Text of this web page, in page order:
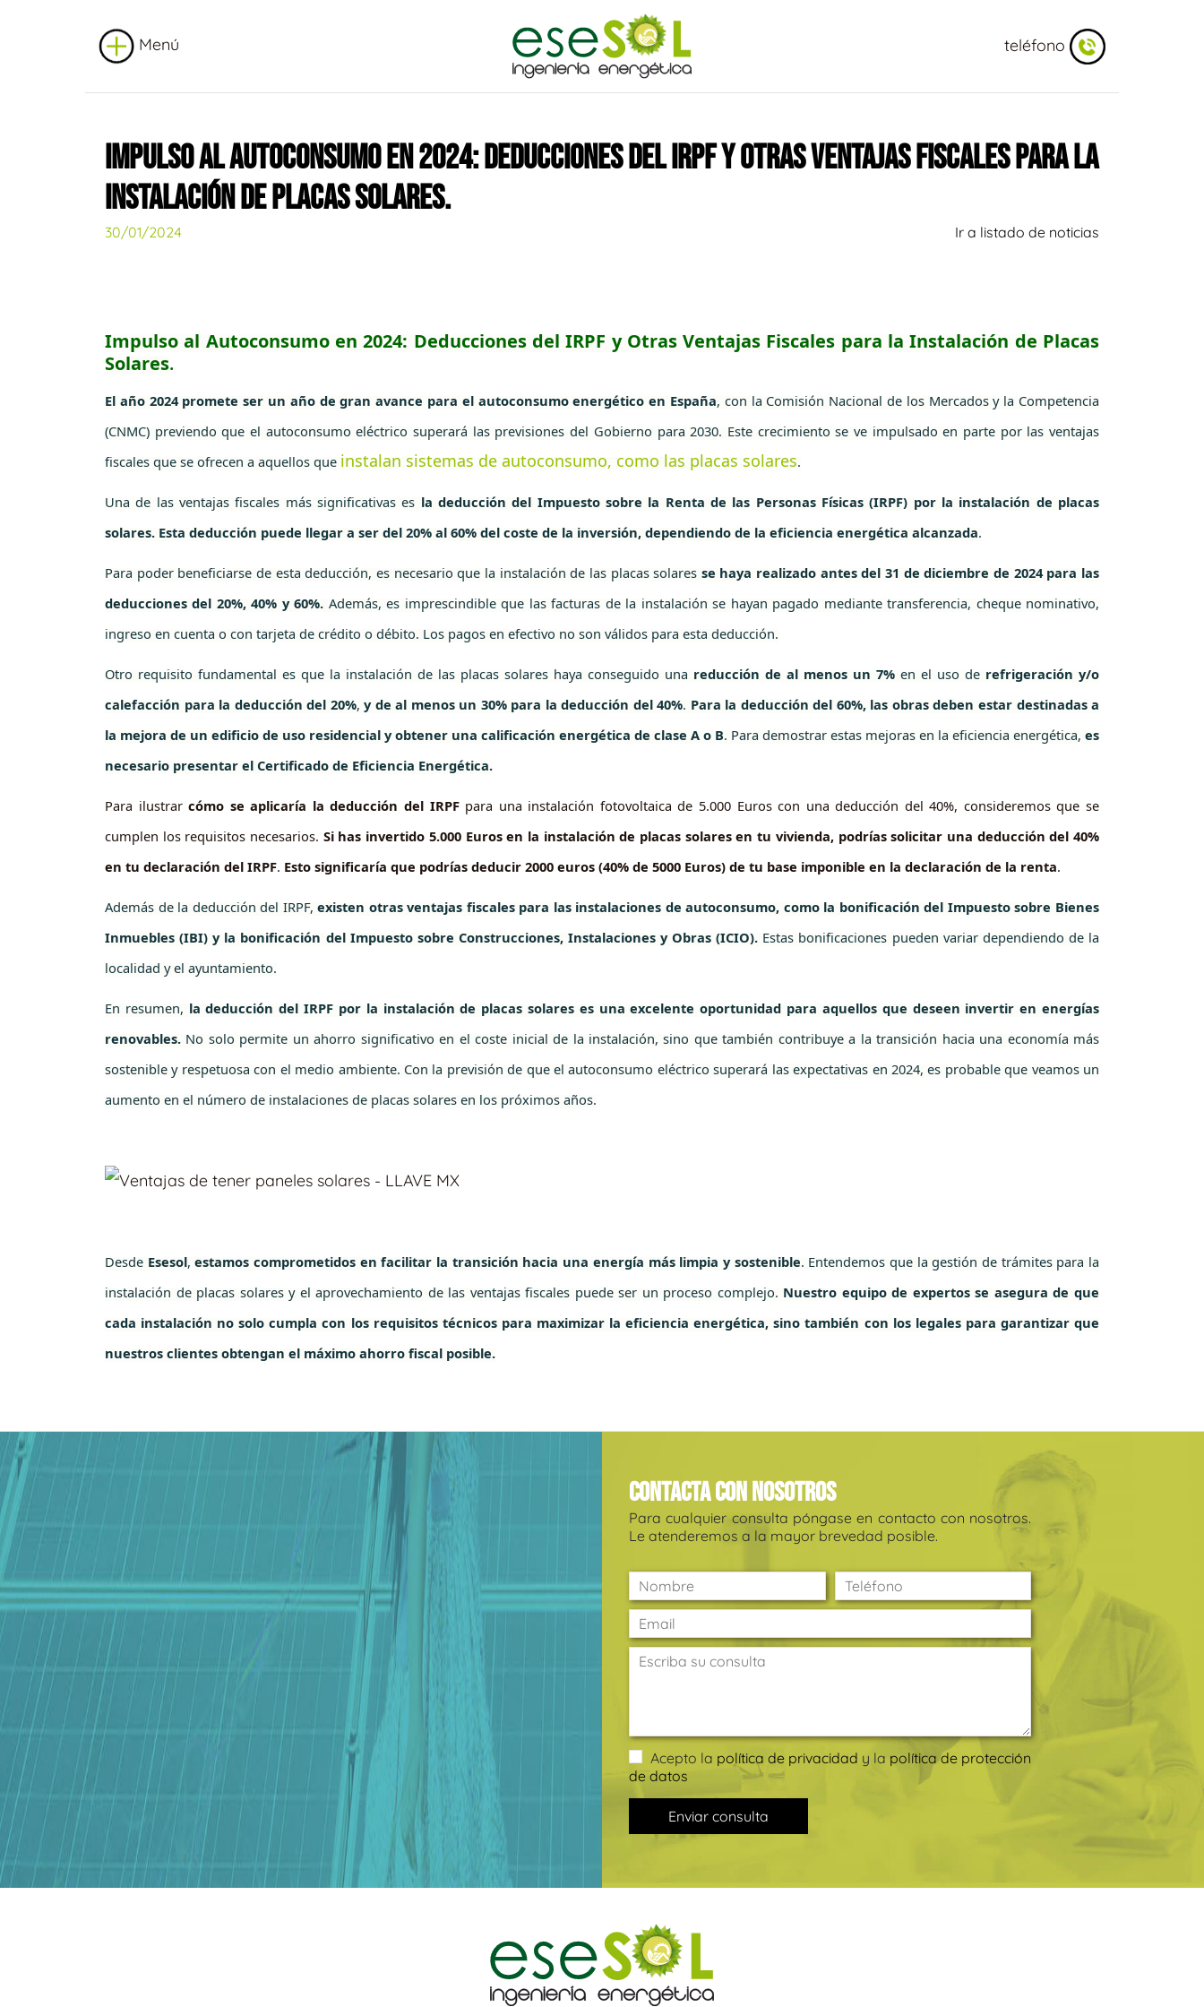
Menú teléfono
IMPULSO AL AUTOCONSUMO EN 2024: DEDUCCIONES DEL IRPF Y OTRAS VENTAJAS FISCALES PARA LA
INSTALACIÓN DE PLACAS SOLARES.
30/01/2024 Ir a listado de noticias
Impulso al Autoconsumo en 2024: Deducciones del IRPF y Otras Ventajas Fiscales para la Instalación de Placas
Solares.
El año 2024 promete ser un año de gran avance para el autoconsumo energético en España, con la Comisión Nacional de los Mercados y la Competencia
(CNMC) previendo que el autoconsumo eléctrico superará las previsiones del Gobierno para 2030. Este crecimiento se ve impulsado en parte por las ventajas
fiscales que se ofrecen a aquellos que instalan sistemas de autoconsumo, como las placas solares.
Una de las ventajas fiscales más significativas es la deducción del Impuesto sobre la Renta de las Personas Físicas (IRPF) por la instalación de placas
solares. Esta deducción puede llegar a ser del 20% al 60% del coste de la inversión, dependiendo de la eficiencia energética alcanzada.
Para poder beneficiarse de esta deducción, es necesario que la instalación de las placas solares se haya realizado antes del 31 de diciembre de 2024 para las
deducciones del 20%, 40% y 60%. Además, es imprescindible que las facturas de la instalación se hayan pagado mediante transferencia, cheque nominativo,
ingreso en cuenta o con tarjeta de crédito o débito. Los pagos en efectivo no son válidos para esta deducción.
Otro requisito fundamental es que la instalación de las placas solares haya conseguido una reducción de al menos un 7% en el uso de refrigeración y/o
calefacción para la deducción del 20%,y de al menos un 30% para la deducción del 40%. Para la deducción del 60%, las obras deben estar destinadas a
la mejora de un edificio de uso residencial y obtener una calificación energética de clase A o B. Para demostrar estas mejoras en la eficiencia energética, es
necesario presentar el Certificado de Eficiencia Energética.
Para ilustrarcómo se aplicaría la deducción del IRPFpara una instalación fotovoltaica de 5.000 Euros con una deducción del 40%, consideremos que se
cumplen los requisitos necesarios. Si has invertido 5.000 Euros en la instalación de placas solares en tu vivienda, podrías solicitar una deducción del 40%
en tu declaración del IRPF. Esto significaría que podrías deducir 2000 euros (40% de 5000 Euros) de tu base imponible en la declaración de la renta.
Además de la deducción del IRPF,existen otras ventajas fiscales para las instalaciones de autoconsumo, como la bonificación del Impuesto sobre Bienes
Inmuebles (IBI) y la bonificación del Impuesto sobre Construcciones, Instalaciones y Obras (ICIO). Estas bonificaciones pueden variar dependiendo de la
localidad y el ayuntamiento.
En resumen, la deducción del IRPF por la instalación de placas solares es una excelente oportunidad para aquellos que deseen invertir en energías
renovables. No solo permite un ahorro significativo en el coste inicial de la instalación, sino que también contribuye a la transición hacia una economía más
sostenible y respetuosa con el medio ambiente. Con la previsión de que el autoconsumo eléctrico superará las expectativas en 2024, es probable que veamos un
aumento en el número de instalaciones de placas solares en los próximos años.
Desde Esesol,estamos comprometidos en facilitar la transición hacia una energía más limpia y sostenible. Entendemos que la gestión de trámites para la
instalación de placas solares y el aprovechamiento de las ventajas fiscales puede ser un proceso complejo. Nuestro equipo de expertos se asegura de que
cada instalación no solo cumpla con los requisitos técnicos para maximizar la eficiencia energética, sino también con los legales para garantizar que
nuestros clientes obtengan el máximo ahorro fiscal posible.
Contacta con nosotros
Para cualquier consulta póngase en contacto con nosotros.
Le atenderemos a la mayor brevedad posible.
Acepto la política de privacidad y la política de protección
de datos
Enviar consulta